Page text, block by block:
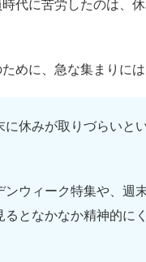
代に苦労したのは、
めに、急な集まりには
に休みが取りづらいと
ンウィーク特集や、週
るとなかなか精神的に